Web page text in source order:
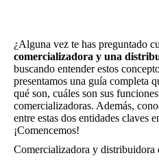
¿Alguna vez te has preguntado
comercializadora y una
buscando entender estos
presentamos una guía completa
qué son, cuáles son sus
comercializadoras. Además,
entre estas dos entidades claves
¡Comencemos!
Comercializadora y distribuidora